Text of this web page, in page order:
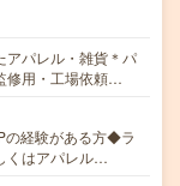
アパレル・雑貨＊パ
修用・工場依頼…
経験がある方◆ラ
くはアパレル…